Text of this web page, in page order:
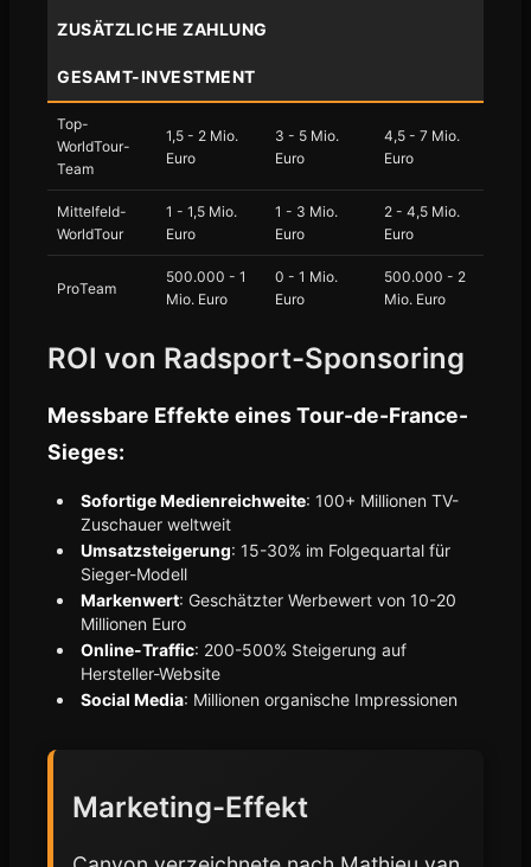
ZUSÄTZLICHE ZAHLUNG
GESAMT-INVESTMENT
Top-
WorldTour-
Team
1,5 - 2 Mio.
Euro
3 - 5 Mio.
Euro
4,5 - 7 Mio.
Euro
Mittelfeld-
WorldTour
1 - 1,5 Mio.
Euro
1 - 3 Mio.
Euro
2 - 4,5 Mio.
Euro
ProTeam
500.000 - 1
Mio. Euro
0 - 1 Mio.
Euro
500.000 - 2
Mio. Euro
ROI von Radsport-Sponsoring
Messbare Effekte eines Tour-de-France-
Sieges:
Sofortige Medienreichweite: 100+ Millionen TV-
Zuschauer weltweit
Umsatzsteigerung: 15-30% im Folgequartal für
Sieger-Modell
Markenwert: Geschätzter Werbewert von 10-20
Millionen Euro
Online-Traffic: 200-500% Steigerung auf
Hersteller-Website
Social Media: Millionen organische Impressionen
Marketing-Effekt